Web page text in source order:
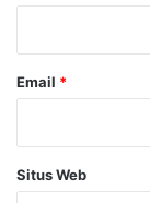
Email *
Situs Web